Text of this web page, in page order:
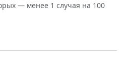
— менее 1 случая на 100